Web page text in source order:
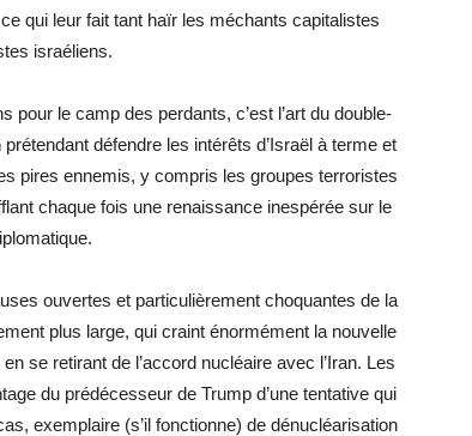
qui leur fait tant haïr les méchants capitalistes
israéliens.
le camp des perdants, c’est l’art du double-
défendre les intérêts d’Israël à terme et
pires ennemis, y compris les groupes terroristes
chaque fois une renaissance inespérée sur le
ouvertes et particulièrement choquantes de la
plus large, qui craint énormément la nouvelle
se retirant de l’accord nucléaire avec l’Iran. Les
du prédécesseur de Trump d’une tentative qui
exemplaire (s’il fonctionne) de dénucléarisation